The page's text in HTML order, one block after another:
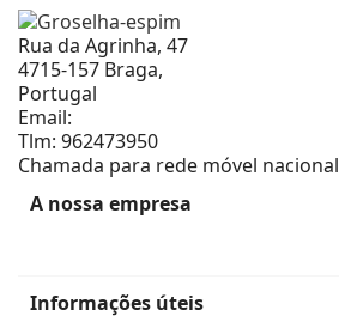
Rua da Agrinha, 47
4715-157 Braga,
Portugal
Email:
Tlm: 962473950
Chamada para rede móvel nacional
A nossa empresa
Informações úteis